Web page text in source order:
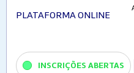
PLATAFORMA ONLINE
INSCRIÇÕES ABERTAS